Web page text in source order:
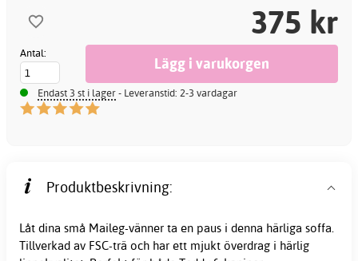
375 kr
Antal:
Endast 3 st i lager- Leveranstid: 2-3 vardagar
Produktbeskrivning:
Låt dina små Maileg-vänner ta en paus i denna härliga soffa.
Tillverkad av FSC-trä och har ett mjukt överdrag i härlig